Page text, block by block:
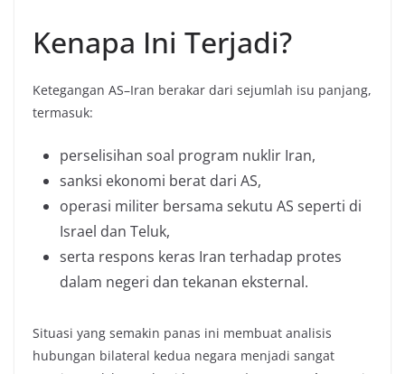
Kenapa Ini Terjadi?
Ketegangan AS–Iran berakar dari sejumlah isu panjang,
termasuk:
perselisihan soal program nuklir Iran,
sanksi ekonomi berat dari AS,
operasi militer bersama sekutu AS seperti di
Israel dan Teluk,
serta respons keras Iran terhadap protes
dalam negeri dan tekanan eksternal.
Situasi yang semakin panas ini membuat analisis
hubungan bilateral kedua negara menjadi sangat